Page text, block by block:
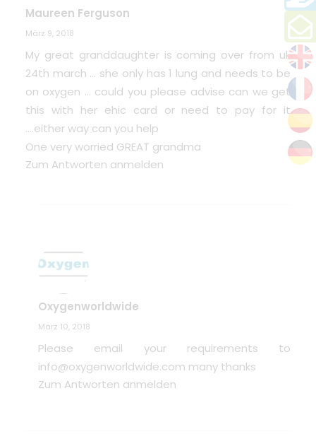
Maureen Ferguson
März 9, 2018
My great granddaughter is coming over from uk
24th march … she only has 1 lung and needs to be
on oxygen … could you please advise can we get
this with her ehic card or need to pay for it
….either way can you help
One very worried GREAT grandma
Zum Antworten anmelden
Oxygenworldwide
März 10, 2018
Please email your requirements to
info@oxygenworldwide.com many thanks
Zum Antworten anmelden